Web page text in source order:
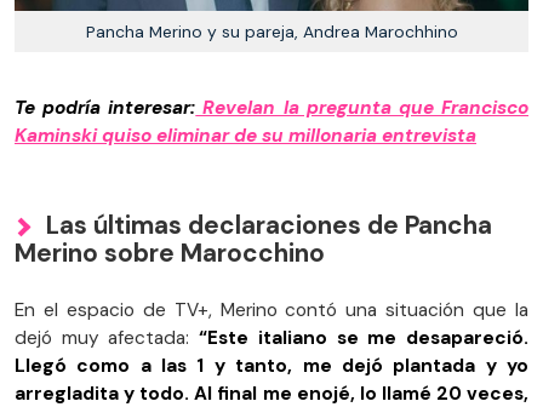
Pancha Merino y su pareja, Andrea Marochhino
Te podría interesar: Revelan la pregunta que Francisco
Kaminski quiso eliminar de su millonaria entrevista
Las últimas declaraciones de Pancha
Merino sobre Marocchino
En el espacio de TV+, Merino contó una situación que la
dejó muy afectada:“Este italiano se me desapareció.
Llegó como a las 1 y tanto, me dejó plantada y yo
arregladita y todo. Al final me enojé, lo llamé 20 veces,